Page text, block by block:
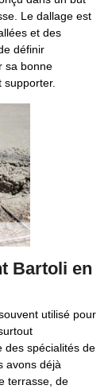
Le dallage est
et des
définir
sa bonne
supporter.
Bartoli en
utilisé pour
des spécialités de
avons déjà
terrasse, de